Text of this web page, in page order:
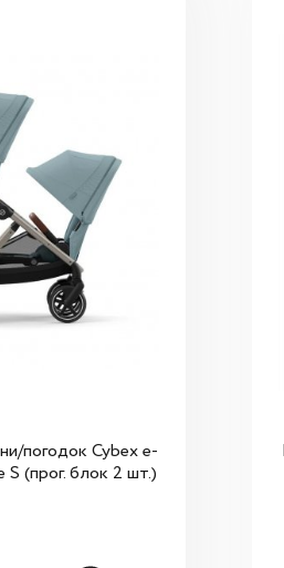
погодок Cybex e-
S (прог. блок 2 шт.)